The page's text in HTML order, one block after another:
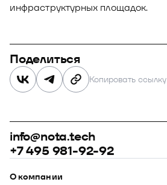
инфраструктурных площадок.
Поделиться
Копировать ссылку
info@nota.tech
+7 495 981-92-92
О компании